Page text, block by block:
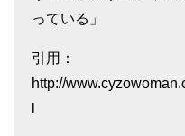
っている」
引用：
http://